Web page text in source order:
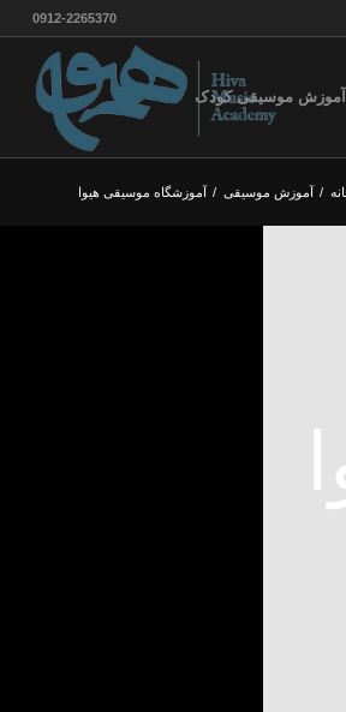
0912-2265370
آموزش موسیقی کودک
/ آموزش موسيقى / آموزشگاه موسیقی هیوا